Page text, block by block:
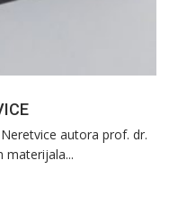
autora prof. dr.
materijala...